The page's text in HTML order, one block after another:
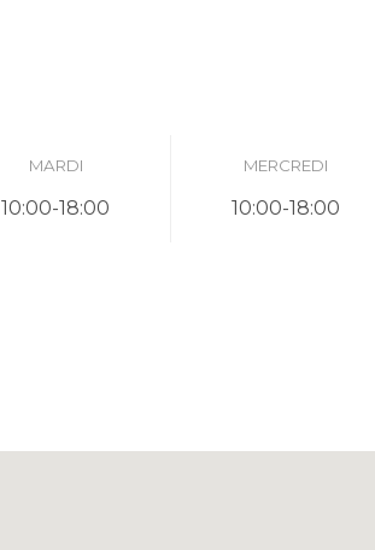
MARDI
10:00-18:00
MERCREDI
10:00-18:00